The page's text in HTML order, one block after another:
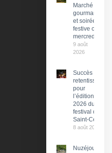
Marché
gourmand
et soirée
festive ce
mercredi
9 août
2026
Succès
retentissant
pour
l’édition
2026 du
festival de
Saint-Céré
8 août 2026
Nuzéjouls :